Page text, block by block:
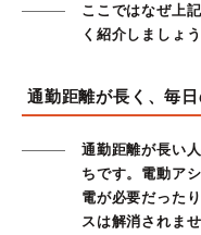
ここではなぜ上
く紹介しましょう
通勤距離が長く、毎
通勤距離が長い
ちです。電動ア
電が必要だった
スは解消されま